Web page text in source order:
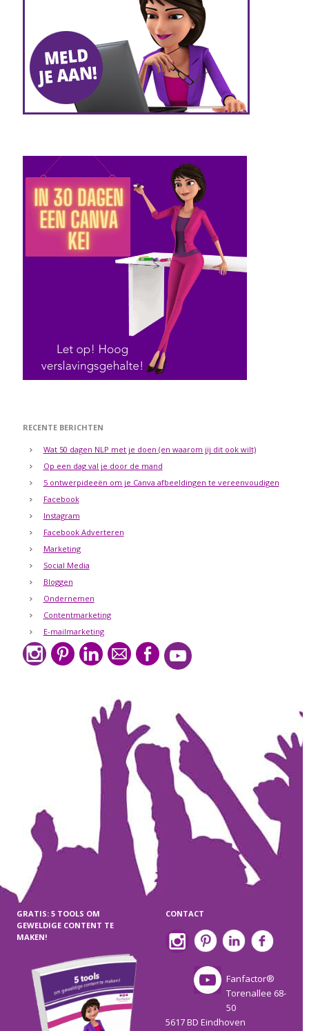
RECENTE BERICHTEN
Wat 50 dagen NLP met je doen (en waarom jij dit ook wilt)
Op een dag val je door de mand
5 ontwerpideeën om je Canva afbeeldingen te vereenvoudigen
Facebook
Instagram
Facebook Adverteren
Marketing
Social Media
Bloggen
Ondernemen
Contentmarketing
E-mailmarketing
GRATIS: 5 TOOLS OM
GEWELDIGE CONTENT TE
MAKEN!
CONTACT
Fanfactor®
Torenallee 68-
50
5617 BD Eindhoven